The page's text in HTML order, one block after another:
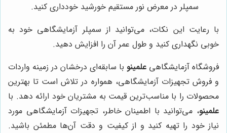
سمپلر در معرض نور مستقیم خورشید خودداری کنید.
با رعایت این نکات، می‌توانید از سمپلر آزمایشگاهی خود به
خوبی نگهداری کنید و طول عمر آن را افزایش دهید.
فروشگاه آزمایشگاهی علمینو با سابقه‌ای درخشان در زمینه واردات
و فروش تجهیزات آزمایشگاهی، همواره در تلاش است تا بهترین
محصولات را با مناسب‌ترین قیمت به مشتریان خود ارائه دهد. با
علمینو، می‌توانید با اطمینان خاطر، تجهیزات آزمایشگاهی مورد
نیاز خود را تهیه کنید و از کیفیت و دقت آن‌ها مطمئن باشید.